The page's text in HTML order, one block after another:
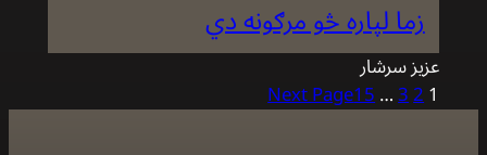
زما لپاره څو مرګونه دي
عزيز سرشار
1
2
3
…
15
Next Page